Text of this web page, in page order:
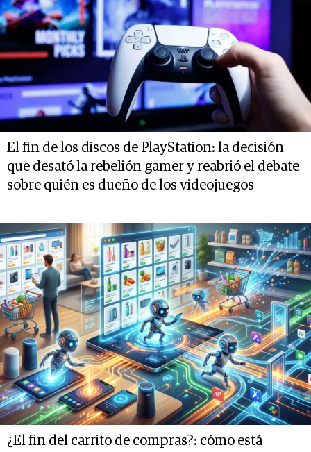
El fin de los discos de PlayStation: la decisión
que desató la rebelión gamer y reabrió el debate
sobre quién es dueño de los videojuegos
¿El fin del carrito de compras?: cómo está